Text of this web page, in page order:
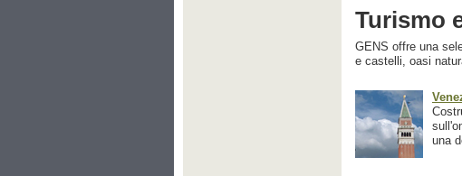
Turismo
GENS offre una
e castelli, oasi
una